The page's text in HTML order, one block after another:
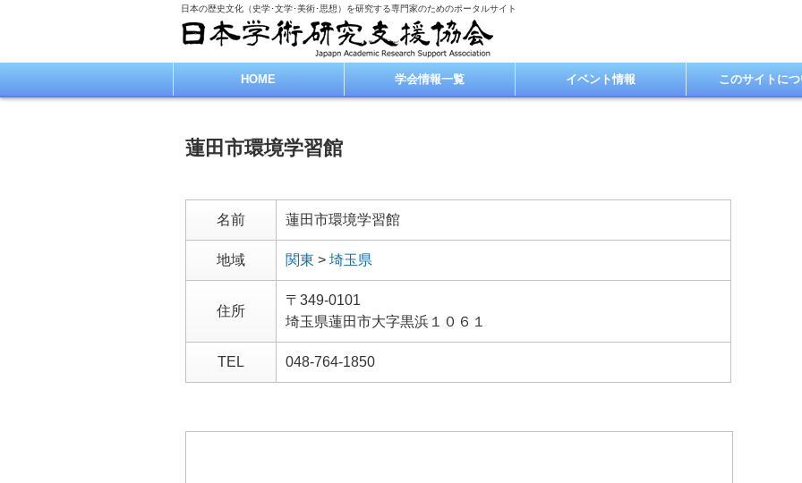
日本の歴史文化（史学･文学･美術･思想）を研究する専門家のためのポータルサイト
HOME 学会情報一覧 イベント情報 このサイトに
蓮田市環境学習館
名前 蓮田市環境学習館
地域 関東 > 埼玉県
住所
〒349-0101
埼玉県蓮田市大字黒浜１０６１
TEL 048-764-1850